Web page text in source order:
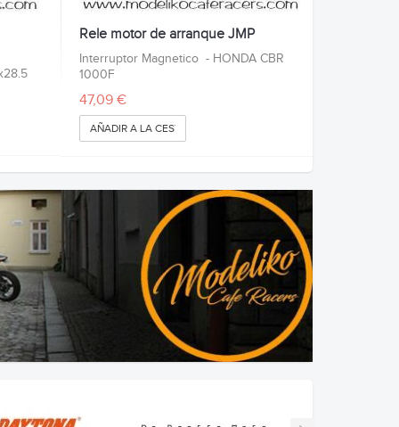
Rele motor de arranque JMP
Interruptor Magnetico - HONDA CBR
1000F
47,09 €
AÑADIR A LA CESTA